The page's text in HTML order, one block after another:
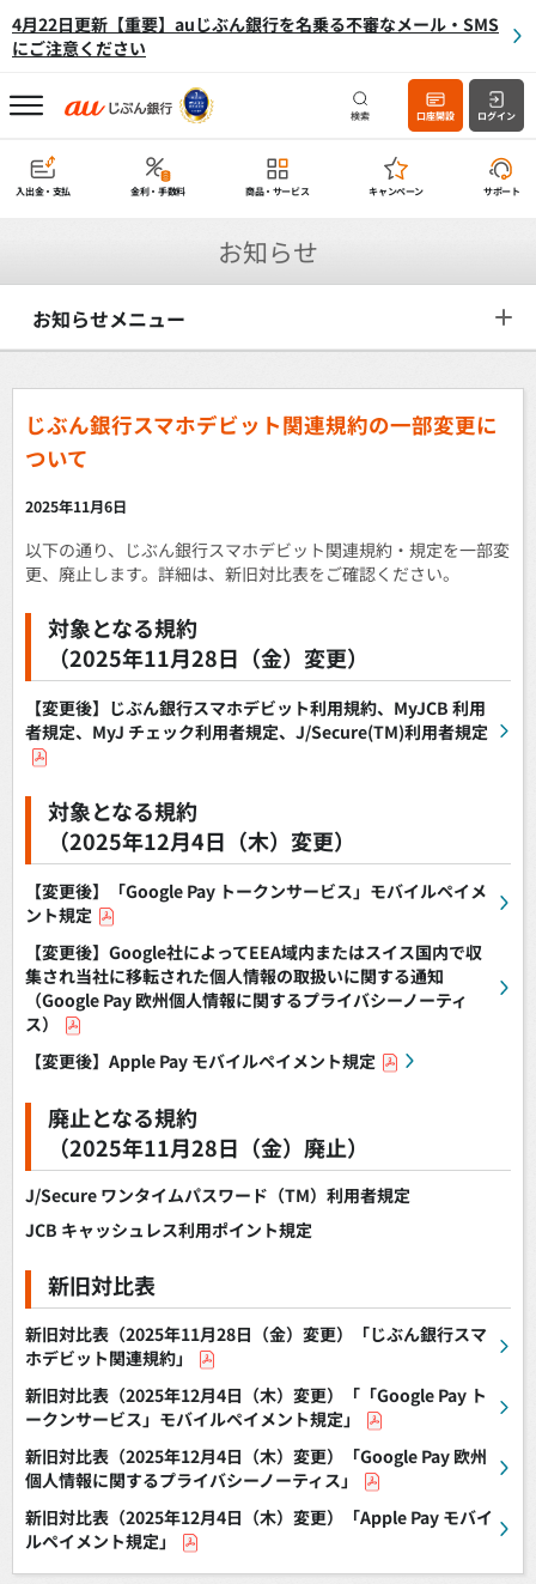
4月22日更新【重要】auじぶん銀行を名乗る不審なメール・SMS
にご注意ください
検索 口座開設 ログイン
入出金・支払 金利・手数料 商品・サービス キャンペーン サポート
お知らせ
お知らせメニュー
じぶん銀行スマホデビット関連規約の一部変更に
ついて
2025年11月6日
以下の通り、じぶん銀行スマホデビット関連規約・規定を一部変
更、廃止します。詳細は、新旧対比表をご確認ください。
対象となる規約
（2025年11月28日（金）変更）
【変更後】じぶん銀行スマホデビット利用規約、MyJCB 利用
者規定、MyJ チェック利用者規定、J/Secure(TM)利用者規定
対象となる規約
（2025年12月4日（木）変更）
【変更後】「Google Pay トークンサービス」モバイルペイメ
ント規定
【変更後】Google社によってEEA域内またはスイス国内で収
集され当社に移転された個人情報の取扱いに関する通知
（Google Pay 欧州個人情報に関するプライバシーノーティ
ス）
【変更後】Apple Pay モバイルペイメント規定
廃止となる規約
（2025年11月28日（金）廃止）
J/Secure ワンタイムパスワード（TM）利用者規定
JCB キャッシュレス利用ポイント規定
新旧対比表
新旧対比表（2025年11月28日（金）変更）「じぶん銀行スマ
ホデビット関連規約」
新旧対比表（2025年12月4日（木）変更）「「Google Pay ト
ークンサービス」モバイルペイメント規定」
新旧対比表（2025年12月4日（木）変更）「Google Pay 欧州
個人情報に関するプライバシーノーティス」
新旧対比表（2025年12月4日（木）変更）「Apple Pay モバイ
ルペイメント規定」